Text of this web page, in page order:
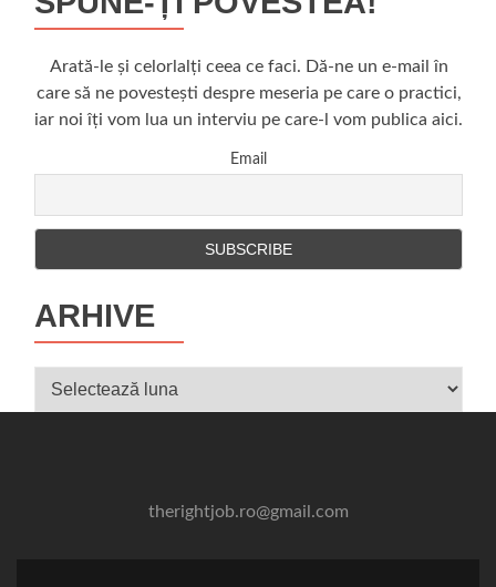
Arată-le și celorlalți ceea ce faci. Dă-ne un e-mail în
care să ne povestești despre meseria pe care o practici,
iar noi îți vom lua un interviu pe care-l vom publica aici.
Email
ARHIVE
Arhive
therightjob.ro@gmail.com